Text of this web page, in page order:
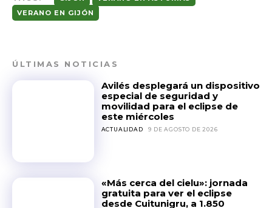
VERANO EN GIJÓN
ÚLTIMAS NOTICIAS
Avilés desplegará un dispositivo
especial de seguridad y
movilidad para el eclipse de
este miércoles
ACTUALIDAD 9 DE AGOSTO DE 2026
«Más cerca del cielu»: jornada
gratuita para ver el eclipse
desde Cuitunigru, a 1.850